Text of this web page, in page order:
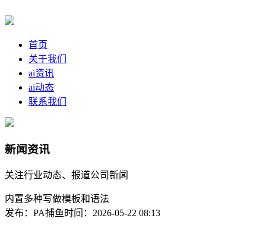
首页
关于我们
ai资讯
ai动态
联系我们
新闻资讯
关注行业动态、报道公司新闻
内置多种写做模板和语法
发布：PA捕鱼时间：2026-05-22 08:13